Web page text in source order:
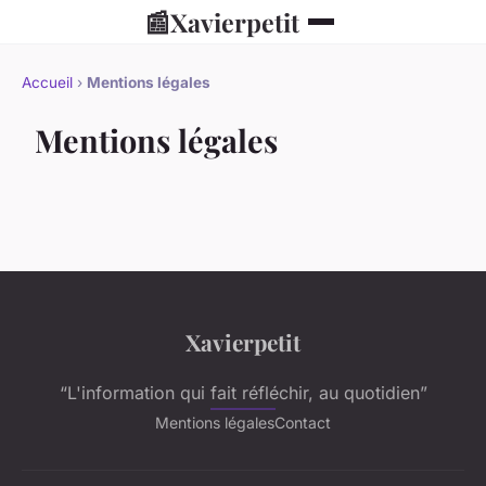
📰Xavierpetit
Accueil › Mentions légales
Mentions légales
Xavierpetit
“L'information qui fait réfléchir, au quotidien”
Mentions légalesContact